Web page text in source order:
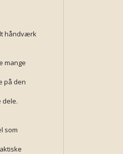
håndværk
mange
på den
dele.
som